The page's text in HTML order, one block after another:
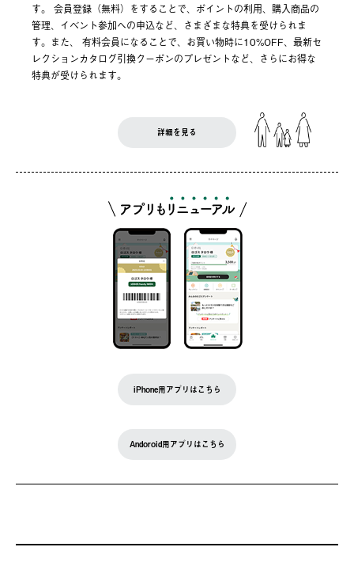
す。 会員登録（無料）をすることで、ポイントの利用、購入商品の
管理、イベント参加への申込など、さまざまな特典を受けられま
す。また、 有料会員になることで、お買い物時に10%OFF、最新セ
レクションカタログ引換クーポンのプレゼントなど、さらにお得な
特典が受けられます。
詳細を見る
iPhone用アプリはこちら
Andoroid用アプリはこちら